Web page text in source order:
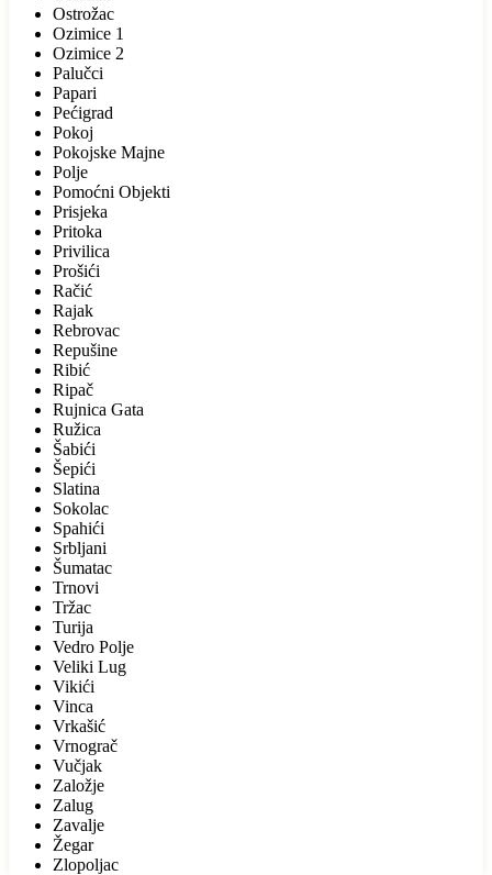
Ostrožac
Ozimice 1
Ozimice 2
Palučci
Papari
Pećigrad
Pokoj
Pokojske Majne
Polje
Pomoćni Objekti
Prisjeka
Pritoka
Privilica
Prošići
Račić
Rajak
Rebrovac
Repušine
Ribić
Ripač
Rujnica Gata
Ružica
Šabići
Šepići
Slatina
Sokolac
Spahići
Srbljani
Šumatac
Trnovi
Tržac
Turija
Vedro Polje
Veliki Lug
Vikići
Vinca
Vrkašić
Vrnograč
Vučjak
Založje
Zalug
Zavalje
Žegar
Zlopoljac